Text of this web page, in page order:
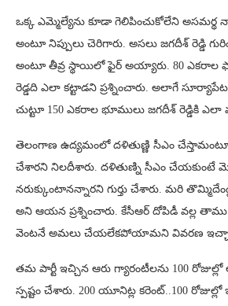
ఒక్క ఎమ్మెల్యేను కూడా గెలిపించుకోలేని అసమర్థ
అంటూ నిప్పులు చెరిగారు. అసలు జగదీశ్ రెడ్డి
అంటూ తీవ్ర స్థాయిలో ఫైర్ అయ్యారు. 80
రెడ్డది ఎలా కట్టాడని ప్రశ్నించారు. అలాగే
చుట్టూ 150 ఎకరాల భూములు జగదీశ్ రెడ్డికి
తెలంగాణ ఉద్యమంలో దళితుణ్ణి సీఎం
చేశారని నిలదీశారు. దళితుణ్ని సీఎం చేయకుంటే
నరుక్కుంటానన్నారని గుర్తు చేశారు. మరి
అని ఆయన ప్రశ్నించారు. కేసీఆర్ దోపిడీ వల్ల
వెంటనే అమలు చేయలేకపోయామని వివరణ
తమ పార్టీ ఇచ్చిన ఆరు గ్యారంటీలను 100
స్పష్టం చేశారు. 200 యూనిట్ల కరెంట్..100